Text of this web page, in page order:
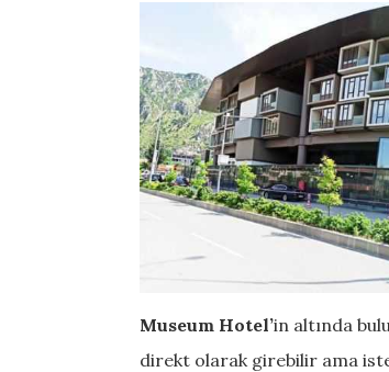
Museum Hotel’in altında
direkt olarak girebilir ama